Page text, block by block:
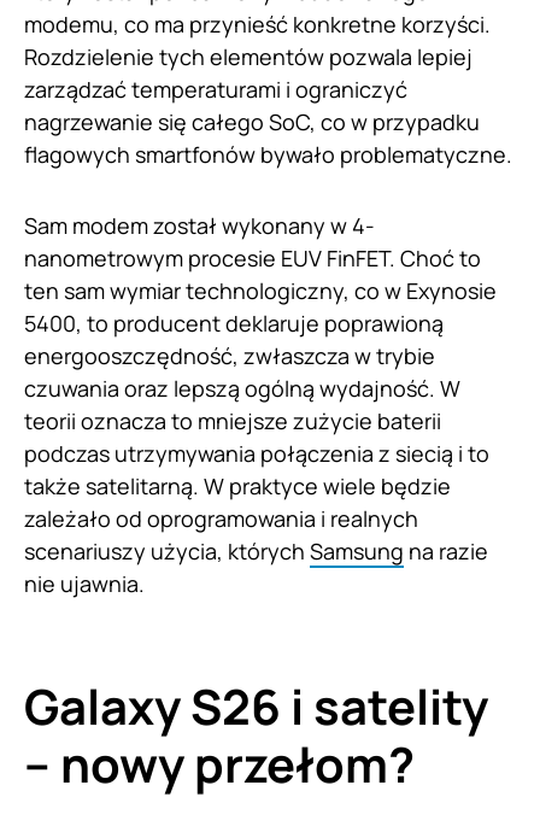
modemu, co ma przynieść konkretne korzyści.
Rozdzielenie tych elementów pozwala lepiej
zarządzać temperaturami i ograniczyć
nagrzewanie się całego SoC, co w przypadku
flagowych smartfonów bywało problematyczne.
Sam modem został wykonany w 4-
nanometrowym procesie EUV FinFET. Choć to
ten sam wymiar technologiczny, co w Exynosie
5400, to producent deklaruje poprawioną
energooszczędność, zwłaszcza w trybie
czuwania oraz lepszą ogólną wydajność. W
teorii oznacza to mniejsze zużycie baterii
podczas utrzymywania połączenia z siecią i to
także satelitarną. W praktyce wiele będzie
zależało od oprogramowania i realnych
scenariuszy użycia, których Samsung na razie
nie ujawnia.
Galaxy S26 i satelity
– nowy przełom?